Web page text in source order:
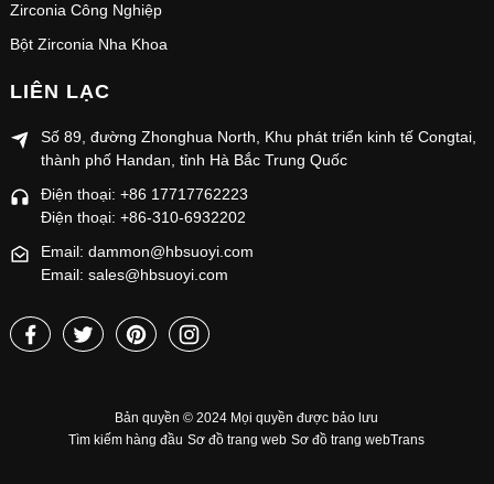
Zirconia Công Nghiệp
Bột Zirconia Nha Khoa
LIÊN LẠC
Số 89, đường Zhonghua North, Khu phát triển kinh tế Congtai,
thành phố Handan, tỉnh Hà Bắc Trung Quốc
Điện thoại: +86 17717762223
Điện thoại: +86-310-6932202
Email: dammon@hbsuoyi.com
Email: sales@hbsuoyi.com
Bản quyền © 2024 Mọi quyền được bảo lưu
Tìm kiếm hàng đầu Sơ đồ trang web Sơ đồ trang webTrans